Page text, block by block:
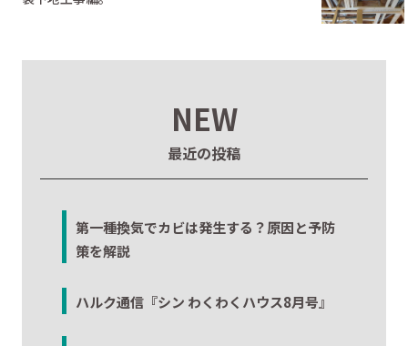
NEW
最近の投稿
第一種換気でカビは発生する？原因と予防
策を解説
ハルク通信『シン わくわくハウス8月号』